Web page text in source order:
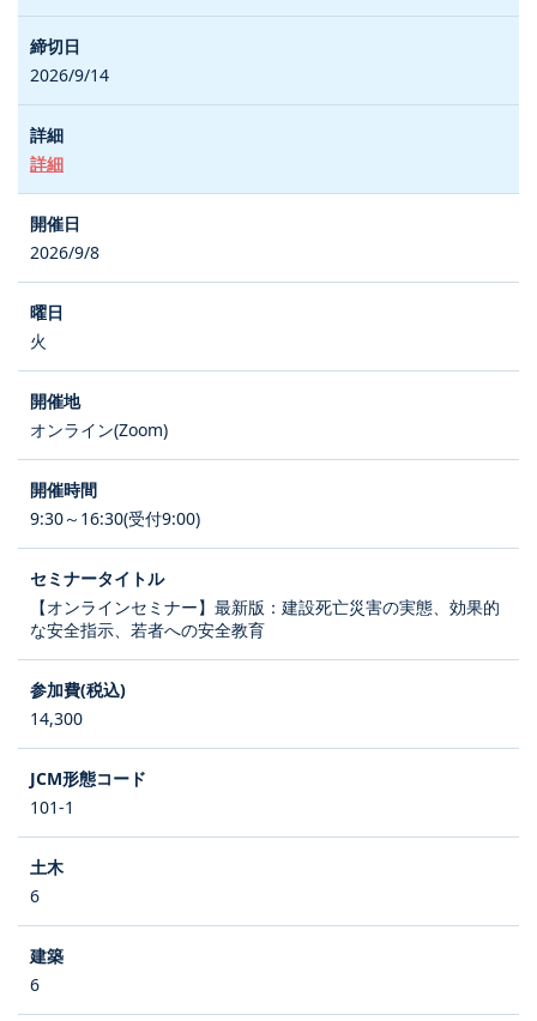
2026/9/14
詳細
2026/9/8
火
オンライン(Zoom)
9:30～16:30(受付9:00)
【オンラインセミナー】最新版：建設死亡災害の実態、効果的
な安全指示、若者への安全教育
14,300
101-1
6
6